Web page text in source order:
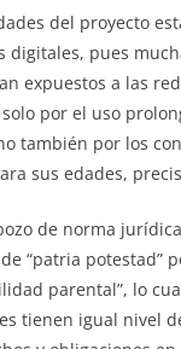
del proyecto
digitales, pues
expuestos a las
por el uso
también por los
sus edades,
de norma
“patria potestad”
parental”, lo
tienen igual nivel